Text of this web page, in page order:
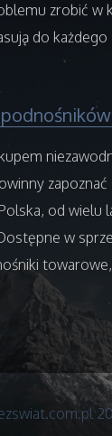
zrobić w
do każdego
zapoznać
od wielu
w
towarowe,